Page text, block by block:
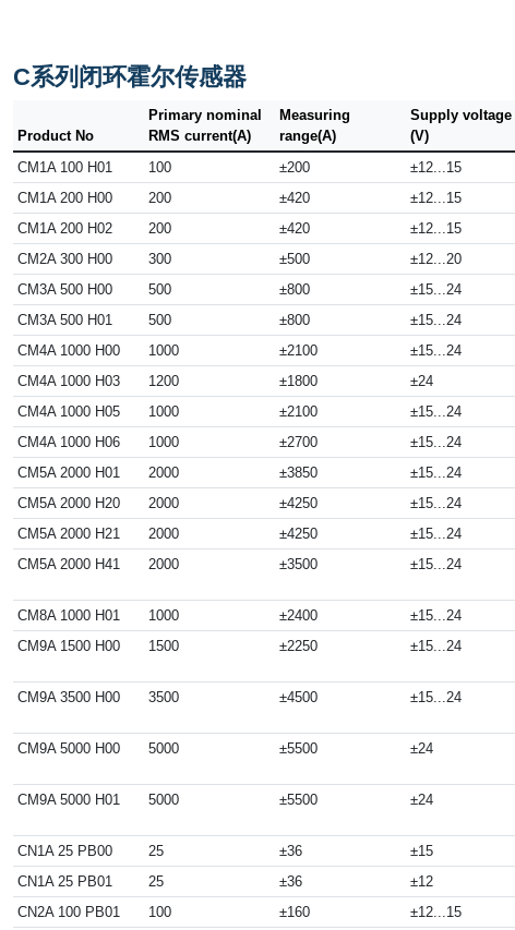
C系列闭环霍尔传感器
Product No
Primary nominal
RMS current(A)
Measuring
range(A)
Supply voltage
(V)
CM1A 100 H01
100 ±200 ±12...15
CM1A 200 H00
200 ±420 ±12...15
CM1A 200 H02
200 ±420 ±12...15
CM2A 300 H00
300 ±500 ±12...20
CM3A 500 H00
500 ±800 ±15...24
CM3A 500 H01
500 ±800 ±15...24
CM4A 1000 H00
1000 ±2100 ±15...24
CM4A 1000 H03
1200 ±1800 ±24
CM4A 1000 H05
1000 ±2100 ±15...24
CM4A 1000 H06
1000 ±2700 ±15...24
CM5A 2000 H01
2000 ±3850 ±15...24
CM5A 2000 H20
2000 ±4250 ±15...24
CM5A 2000 H21
2000 ±4250 ±15...24
CM5A 2000 H41
2000 ±3500 ±15...24
CM8A 1000 H01 1000 ±2400 ±15...24
CM9A 1500 H00
1500 ±2250 ±15...24
CM9A 3500 H00 3500 ±4500 ±15...24
CM9A 5000 H00 5000 ±5500 ±24
CM9A 5000 H01 5000 ±5500 ±24
CN1A 25 PB00 25 ±36 ±15
CN1A 25 PB01
25 ±36 ±12
CN2A 100 PB01
100 ±160 ±12...15